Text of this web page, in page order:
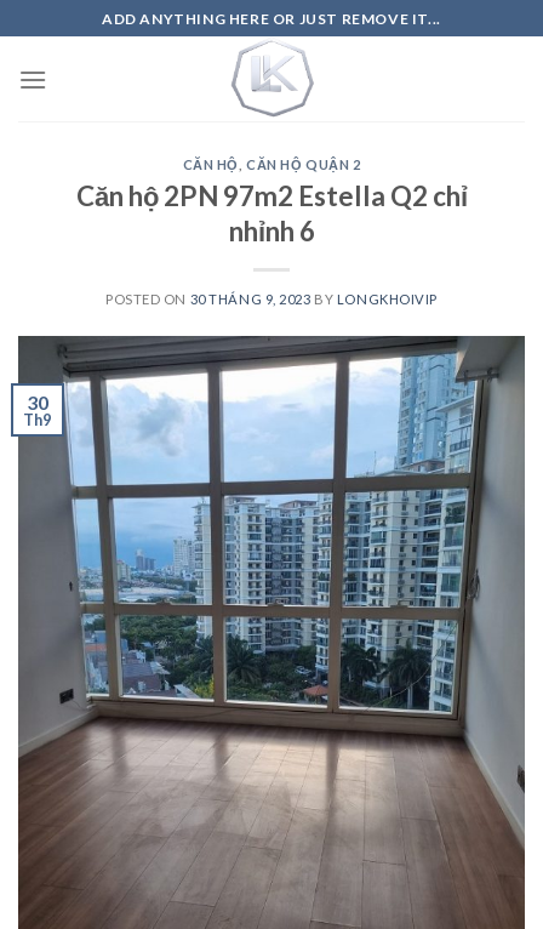
to
content
ADD ANYTHING HERE OR JUST REMOVE IT...
CĂN HỘ ,CĂN HỘ QUẬN 2
Căn hộ 2PN 97m2 Estella Q2 chỉ
nhỉnh 6
POSTED ON 30 THÁNG 9, 2023 BY LONGKHOIVIP
30
Th9